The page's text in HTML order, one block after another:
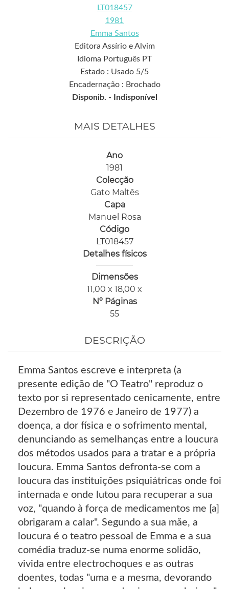
LT018457
1981
Emma Santos
Editora Assírio e Alvim
Idioma Português PT
Estado : Usado 5/5
Encadernação : Brochado
Disponib. -
Indisponível
MAIS DETALHES
Ano
1981
Colecção
Gato Maltês
Capa
Manuel Rosa
Código
LT018457
Detalhes físicos
Dimensões
11,00 x 18,00 x
Nº Páginas
55
DESCRIÇÃO
Emma Santos escreve e interpreta (a
presente edição de "O Teatro" reproduz o
texto por si representado cenicamente, entre
Dezembro de 1976 e Janeiro de 1977) a
doença, a dor física e o sofrimento mental,
denunciando as semelhanças entre a loucura
dos métodos usados para a tratar e a própria
loucura. Emma Santos defronta-se com a
loucura das instituições psiquiátricas onde foi
internada e onde lutou para recuperar a sua
voz, "quando à força de medicamentos me [a]
obrigaram a calar". Segundo a sua mãe, a
loucura é o teatro pessoal de Emma e a sua
comédia traduz-se numa enorme solidão,
vivida entre electrochoques e as outras
doentes, todas "uma e a mesma, devorando